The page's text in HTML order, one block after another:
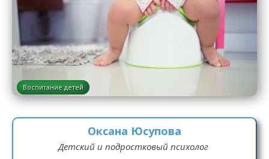
Воспитание детей
Оксана Юсупова
Детский и подростковый психолог